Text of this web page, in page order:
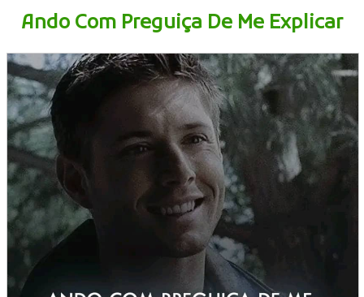
Ando Com Preguiça De Me Explicar